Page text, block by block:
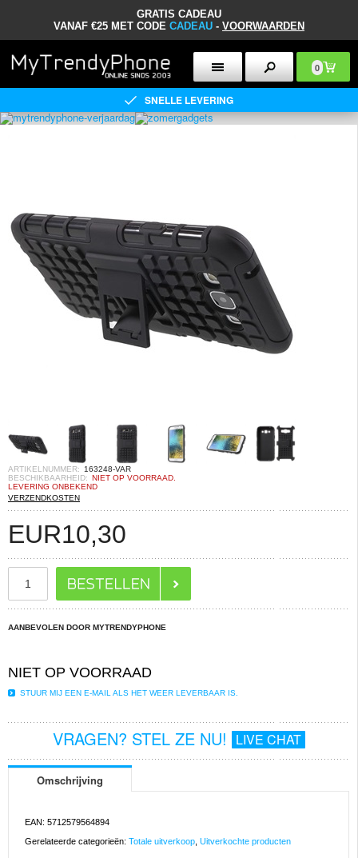
GRATIS CADEAU
VANAF €25 MET CODE CADEAU - VOORWAARDEN
0
SNELLE LEVERING
ARTIKELNUMMER:
163248-VAR
BESCHIKBAARHEID: NIET OP VOORRAAD.
LEVERING ONBEKEND
VERZENDKOSTEN
EUR10,30
AANBEVOLEN DOOR MYTRENDYPHONE
NIET OP VOORRAAD
STUUR MIJ EEN E-MAIL ALS HET WEER LEVERBAAR IS.
VRAGEN? STEL ZE NU! LIVE CHAT
Omschrijving
EAN: 5712579564894
Gerelateerde categorieën: Totale uitverkoop Uitverkochte producten